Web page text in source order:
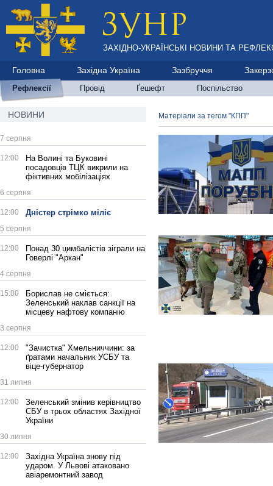
ЗАХІДНО-УКРАЇНСЬКІ НОВИНИ ТА
Головна Західна Україна Зазбруччя
Рефлексії Провід Ґешефт Поспільство
НОВИНИ
7 серпня
12:00
На Волині та Буковині
посадовців ТЦК викрили на
фіктивних мобілізаціях
6 серпня
12:00 Дністер стрімко міліє
5 серпня
12:00
Понад 30 цимбалістів зіграли на
Говерлі "Аркан"
4 серпня
15:00
Борислав не сміється:
Зеленський наклав санкції на
місцеву нафтову компанію
3 серпня
12:00
"Зачистка" Хмельниччини: за
ґратами начальник УСБУ та
віце-губернатор
31 липня
12:00
Зеленський змінив керівництво
СБУ в трьох областях Західної
України
30 липня
12:00
Західна Україна знову під
ударом. У Львові атаковано
авіаремонтний завод
Матеріали за тегом "КПП"